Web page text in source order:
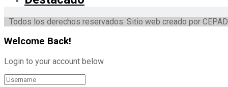
Todos los derechos reservados. Sitio web creado por CEPAD
Welcome Back!
Login to your account below